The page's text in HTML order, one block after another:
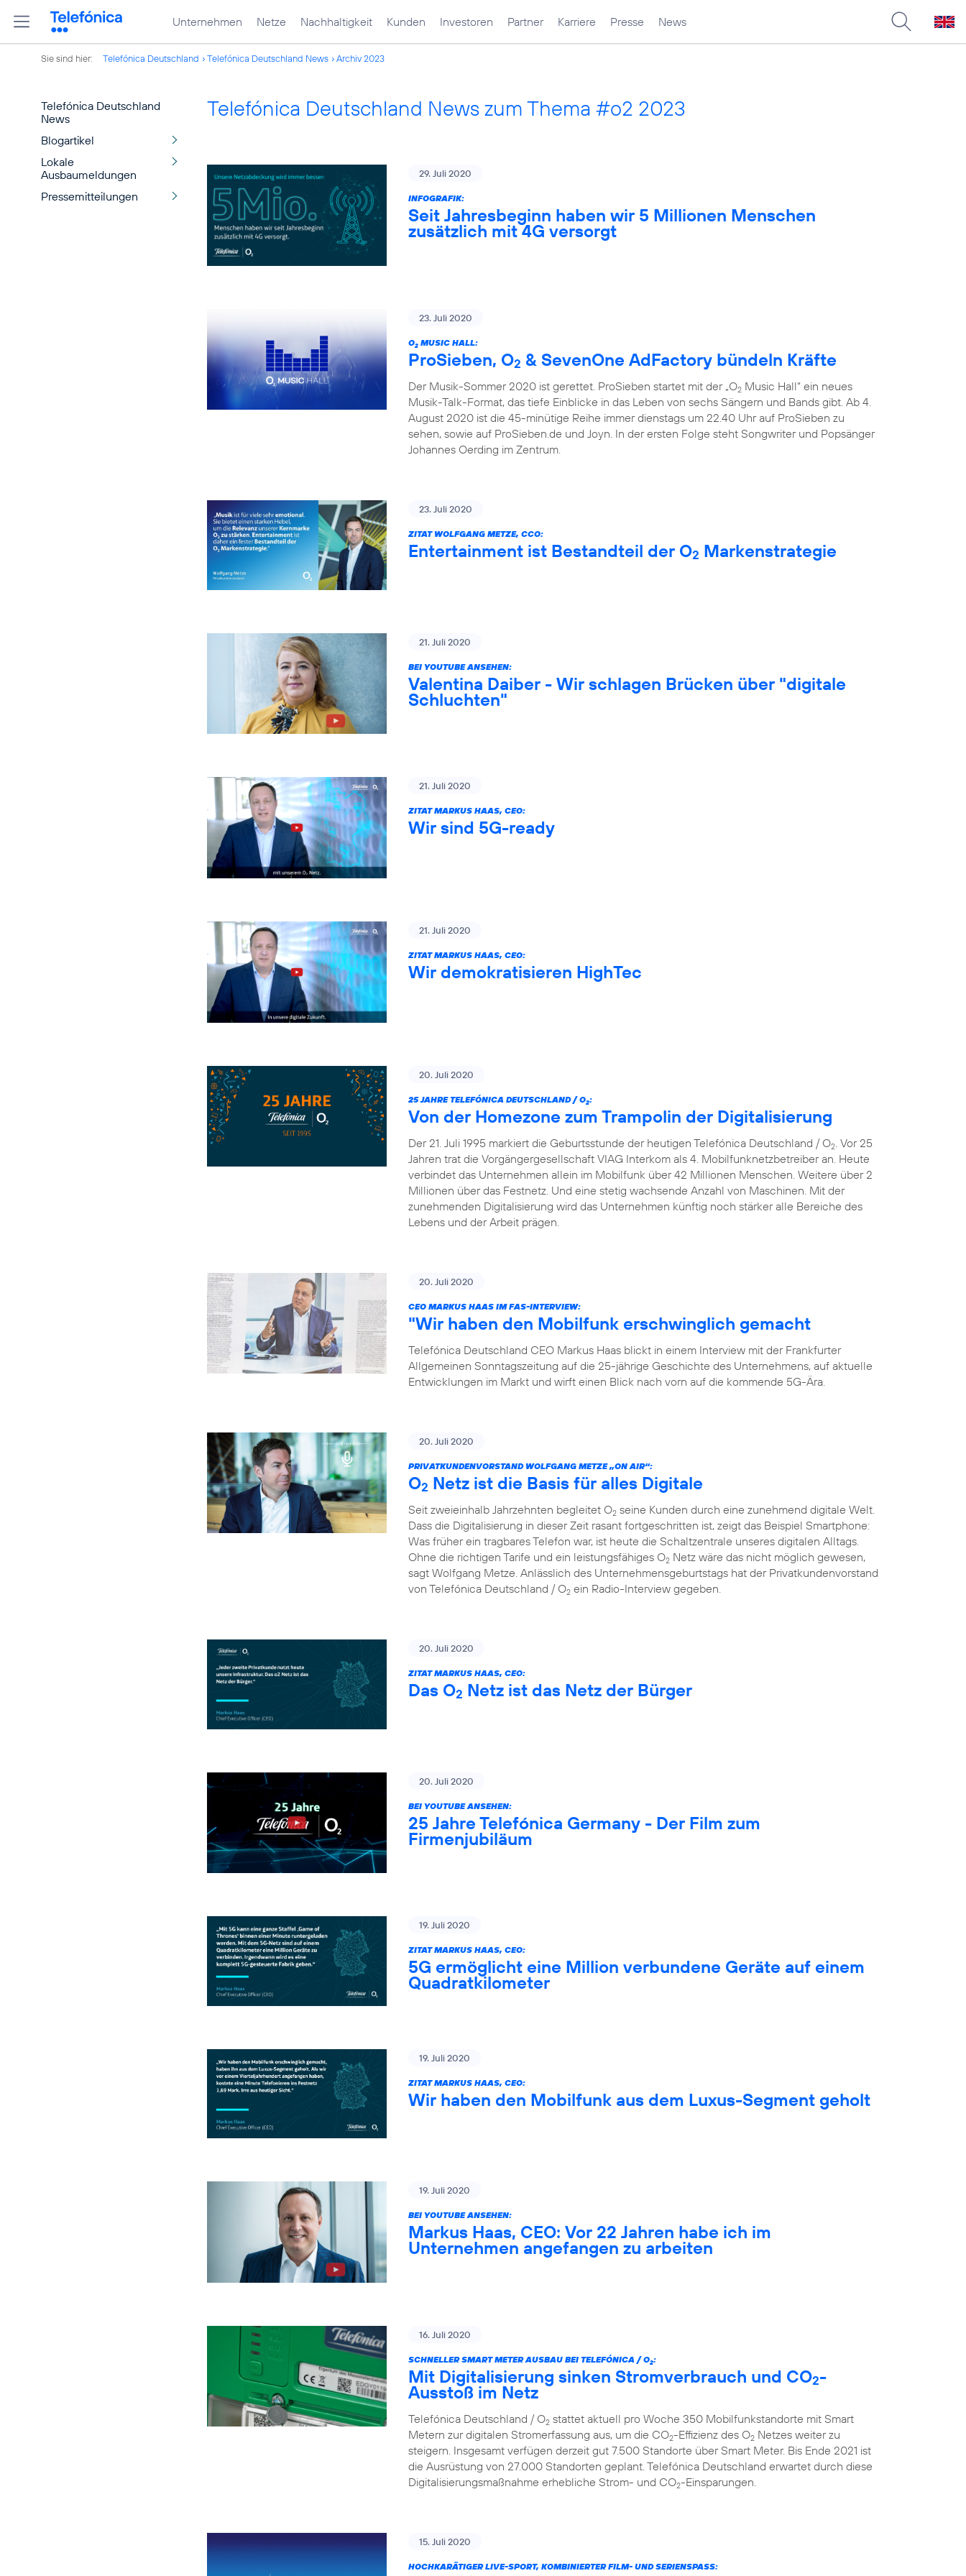
Unternehmen Netze Nachhaltigkeit Kunden Investoren Partner Karriere Presse News
Sie sind hier: Telefónica Deutschland Telefónica Deutschland News Archiv 2023
Telefónica Deutschland
News
Blogartikel
Lokale
Ausbaumeldungen
Pressemitteilungen
Telefónica Deutschland News zum Thema #o2 2023
29. Juli 2020
INFOGRAFIK:
Seit Jahresbeginn haben wir 5 Millionen Menschen
zusätzlich mit 4G versorgt
23. Juli 2020
O2 MUSIC HALL:
ProSieben, O2 & SevenOne AdFactory bündeln Kräfte
Der Musik-Sommer 2020 ist gerettet. ProSieben startet mit der „O2 Music Hall“ ein neues
Musik-Talk-Format, das tiefe Einblicke in das Leben von sechs Sängern und Bands gibt. Ab 4.
August 2020 ist die 45-minütige Reihe immer dienstags um 22.40 Uhr auf ProSieben zu
sehen, sowie auf ProSieben.de und Joyn. In der ersten Folge steht Songwriter und Popsänger
Johannes Oerding im Zentrum.
23. Juli 2020
ZITAT WOLFGANG METZE, CCO:
Entertainment ist Bestandteil der O2 Markenstrategie
21. Juli 2020
BEI YOUTUBE ANSEHEN:
Valentina Daiber - Wir schlagen Brücken über "digitale
Schluchten"
21. Juli 2020
ZITAT MARKUS HAAS, CEO:
Wir sind 5G-ready
21. Juli 2020
ZITAT MARKUS HAAS, CEO:
Wir demokratisieren HighTec
20. Juli 2020
25 JAHRE TELEFÓNICA DEUTSCHLAND / O2:
Von der Homezone zum Trampolin der Digitalisierung
Der 21. Juli 1995 markiert die Geburtsstunde der heutigen Telefónica Deutschland / O2 . Vor 25
Jahren trat die Vorgängergesellschaft VIAG Interkom als 4. Mobilfunknetzbetreiber an. Heute
verbindet das Unternehmen allein im Mobilfunk über 42 Millionen Menschen. Weitere über 2
Millionen über das Festnetz. Und eine stetig wachsende Anzahl von Maschinen. Mit der
zunehmenden Digitalisierung wird das Unternehmen künftig noch stärker alle Bereiche des
Lebens und der Arbeit prägen.
20. Juli 2020
CEO MARKUS HAAS IM FAS-INTERVIEW:
"Wir haben den Mobilfunk erschwinglich gemacht
Telefónica Deutschland CEO Markus Haas blickt in einem Interview mit der Frankfurter
Allgemeinen Sonntagszeitung auf die 25-jährige Geschichte des Unternehmens, auf aktuelle
Entwicklungen im Markt und wirft einen Blick nach vorn auf die kommende 5G-Ära.
20. Juli 2020
PRIVATKUNDENVORSTAND WOLFGANG METZE „ON AIR“:
O2 Netz ist die Basis für alles Digitale
Seit zweieinhalb Jahrzehnten begleitet O2 seine Kunden durch eine zunehmend digitale Welt.
Dass die Digitalisierung in dieser Zeit rasant fortgeschritten ist, zeigt das Beispiel Smartphone:
Was früher ein tragbares Telefon war, ist heute die Schaltzentrale unseres digitalen Alltags.
Ohne die richtigen Tarife und ein leistungsfähiges O2 Netz wäre das nicht möglich gewesen,
sagt Wolfgang Metze. Anlässlich des Unternehmensgeburtstags hat der Privatkundenvorstand
von Telefónica Deutschland / O2 ein Radio-Interview gegeben.
20. Juli 2020
ZITAT MARKUS HAAS, CEO:
Das O2 Netz ist das Netz der Bürger
20. Juli 2020
BEI YOUTUBE ANSEHEN:
25 Jahre Telefónica Germany - Der Film zum
Firmenjubiläum
19. Juli 2020
ZITAT MARKUS HAAS, CEO:
5G ermöglicht eine Million verbundene Geräte auf einem
Quadratkilometer
19. Juli 2020
ZITAT MARKUS HAAS, CEO:
Wir haben den Mobilfunk aus dem Luxus-Segment geholt
19. Juli 2020
BEI YOUTUBE ANSEHEN:
Markus Haas, CEO: Vor 22 Jahren habe ich im
Unternehmen angefangen zu arbeiten
16. Juli 2020
SCHNELLER SMART METER AUSBAU BEI TELEFÓNICA / O2:
Mit Digitalisierung sinken Stromverbrauch und CO2-
Ausstoß im Netz
Telefónica Deutschland / O2 stattet aktuell pro Woche 350 Mobilfunkstandorte mit Smart
Metern zur digitalen Stromerfassung aus, um die CO2-Effizienz des O2 Netzes weiter zu
steigern. Insgesamt verfügen derzeit gut 7.500 Standorte über Smart Meter. Bis Ende 2021 ist
die Ausrüstung von 27.000 Standorten geplant. Telefónica Deutschland erwartet durch diese
Digitalisierungsmaßnahme erhebliche Strom- und CO2-Einsparungen.
15. Juli 2020
HOCHKARÄTIGER LIVE-SPORT, KOMBINIERTER FILM- UND SERIENSPASS: